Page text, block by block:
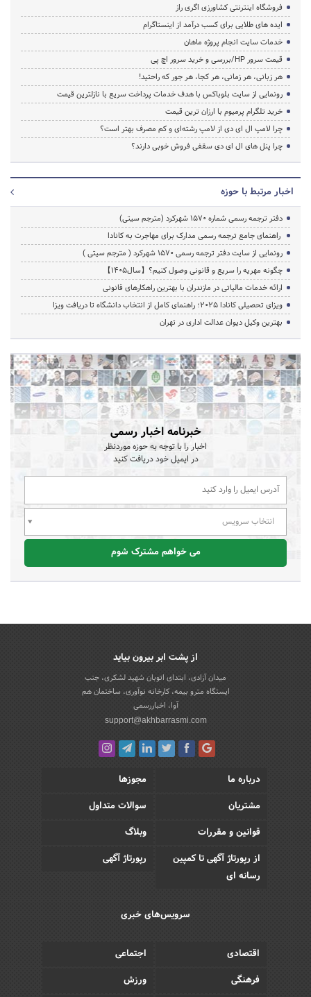
فروشگاه اینترنتی کشاورزی اگری راز
ایده های طلایی برای کسب درآمد از اینستاگرام
خدمات سایت انجام پروژه ماهان
قیمت سرور HP/بررسی و خرید سرور اچ پی
هر زبانی، هر زمانی، هر کجا، هر جور که راحتید!
رونمایی از سایت بلوباکس با هدف خدمات پرداخت سریع با نازلترین قیمت
خرید تلگرام پرمیوم با ارزان ترین قیمت
چرا لامپ ال ای دی از لامپ رشته‌ای و کم مصرف بهتر است؟
چرا پنل های ال ای دی سقفی فروش خوبی دارند؟
اخبار مرتبط با حوزه
دفتر ترجمه رسمی شماره ۱۵۷۰ شهرکرد (مترجم سیتی)
راهنمای جامع ترجمه رسمی مدارک برای مهاجرت به کانادا
رونمایی از سایت دفتر ترجمه رسمی 1570 شهرکرد ( مترجم سیتی )
چگونه مهریه را سریع و قانونی وصول کنیم؟【سال1405】
ارائه خدمات مالیاتی در مازندران با بهترین راهکارهای قانونی
ویزای تحصیلی کانادا ۲۰۲۵؛ راهنمای کامل از انتخاب دانشگاه تا دریافت ویزا
بهترین وکیل دیوان عدالت اداری در تهران
خبرنامه اخبار رسمی
اخبار را با توجه به حوزه موردنظر
در ایمیل خود دریافت کنید
انتخاب سرویس
می خواهم مشترک شوم
از پشت ابر بیرون بیاید
میدان آزادی، ابتدای اتوبان شهید لشکری، جنب
ایستگاه مترو بیمه، کارخانه نوآوری، ساختمان هم
آوا، اخباررسمی
support@akhbarrasmi.com
درباره ما
مجوزها
مشتریان
سوالات متداول
قوانین و مقررات
وبلاگ
از رپورتاژ آگهی تا کمپین
رسانه ای
رپورتاژ آگهی
سرویس‌های خبری
اقتصادی
اجتماعی
فرهنگی
ورزش